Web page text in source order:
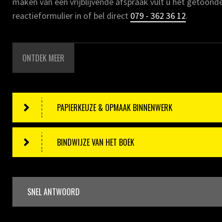
reactieformulier in of bel direct 079 - 362 36 12.
ONTDEK MEER
PAPIERKEUZE & OPMAAK BINNENWERK
BINDWIJZE VAN HET BOEK
SNEL ANTWOORD